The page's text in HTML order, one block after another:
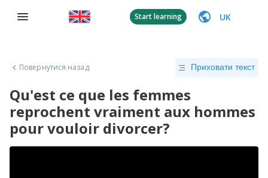
Start learning UK
Повернутися назад Приховати текст
Qu'est ce que les femmes
reprochent vraiment aux hommes
pour vouloir divorcer?